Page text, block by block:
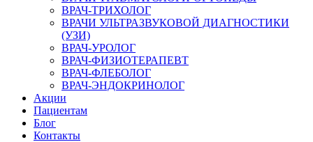
ВРАЧ-ТРИХОЛОГ
ВРАЧИ УЛЬТРАЗВУКОВОЙ ДИАГНОСТИКИ
(УЗИ)
ВРАЧ-УРОЛОГ
ВРАЧ-ФИЗИОТЕРАПЕВТ
ВРАЧ-ФЛЕБОЛОГ
ВРАЧ-ЭНДОКРИНОЛОГ
Акции
Пациентам
Блог
Контакты